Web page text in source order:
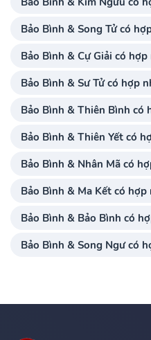
Bảo Bình & Song Tử có
Bảo Bình & Cự Giải có
Bảo Bình & Sư Tử có hợp
Bảo Bình & Thiên Bình có
Bảo Bình & Thiên Yết có
Bảo Bình & Nhân Mã có
Bảo Bình & Ma Kết có hợp
Bảo Bình & Bảo Bình có
Bảo Bình & Song Ngư có